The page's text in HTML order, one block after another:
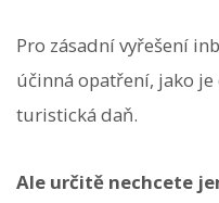
Pro zásadní vyřešení
účinná opatření, jako
turistická daň.
Ale určitě nechcete